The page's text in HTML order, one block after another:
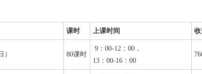
课时 上课时间
） 80课时
9：00-12：00，
13：00-16：00